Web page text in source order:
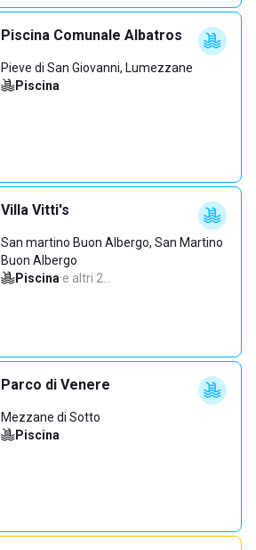
Piscina Comunale Albatros
Pieve di San Giovanni, Lumezzane
Piscina
Villa Vitti's
San martino Buon Albergo, San Martino
Buon Albergo
Piscina·e altri 2…
Parco di Venere
Mezzane di Sotto
Piscina